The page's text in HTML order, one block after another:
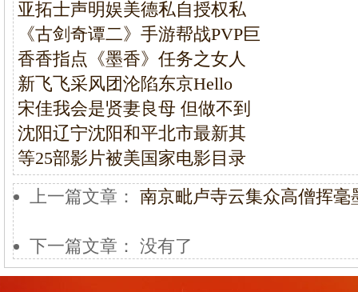
亚拓士声明娱美德私自授权私
《古剑奇谭二》手游帮战PVP巨
香香指点《墨香》任务之女人
新飞飞采风团沦陷东京Hello
宋佳我会是贤妻良母 但做不到
沈阳辽宁沈阳和平北市最新其
等25部影片被美国家电影目录
上一篇文章： 南京毗卢寺云集众高僧挥毫
下一篇文章： 没有了